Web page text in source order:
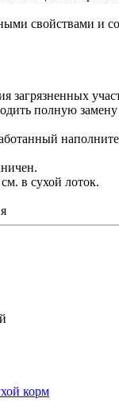
свойствами и
загрязненных
полную замену
в сухой лоток.
корм